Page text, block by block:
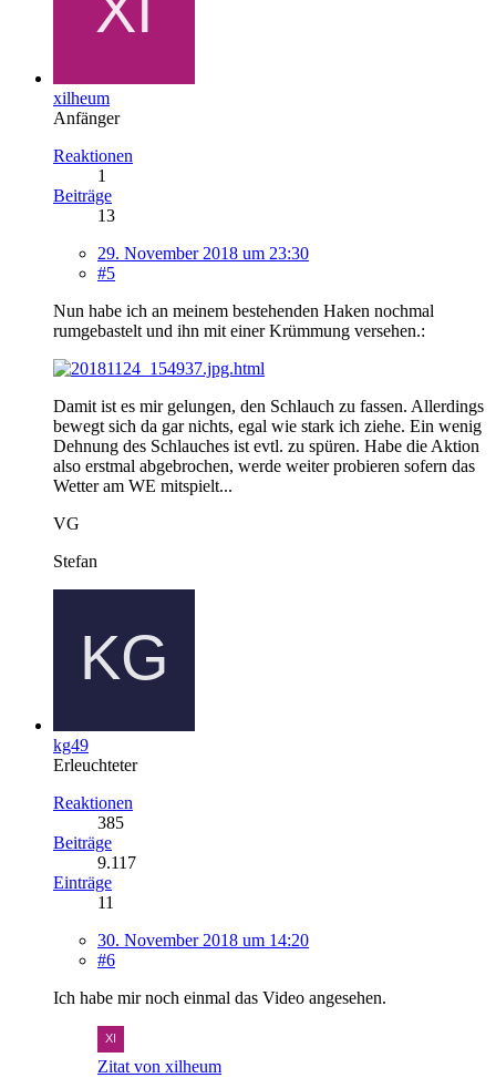
xilheum
Anfänger
Reaktionen
1
Beiträge
13
29. November 2018 um 23:30
#5
Nun habe ich an meinem bestehenden Haken nochmal
rumgebastelt und ihn mit einer Krümmung versehen.:
Damit ist es mir gelungen, den Schlauch zu fassen. Allerdings
bewegt sich da gar nichts, egal wie stark ich ziehe. Ein wenig
Dehnung des Schlauches ist evtl. zu spüren. Habe die Aktion
also erstmal abgebrochen, werde weiter probieren sofern das
Wetter am WE mitspielt...
VG
Stefan
kg49
Erleuchteter
Reaktionen
385
Beiträge
9.117
Einträge
11
30. November 2018 um 14:20
#6
Ich habe mir noch einmal das Video angesehen.
Zitat von xilheum